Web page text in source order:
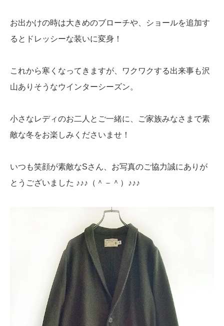
お出かけの時は大きめのブローチや、ショールを追加す
るとドレッシーな装いに変身！
これから寒くなってきますが、ワクワクする出来事も沢
山ありそうなウインターシーズン。
小さなレディのお二人とご一緒に、ご家族みなさまで素
敵な冬をお楽しみくださいませ！
いつも笑顔が素敵なSさん、お写真のご協力誠にありが
とうございました ♪♪♪（＾－＾）♪♪♪